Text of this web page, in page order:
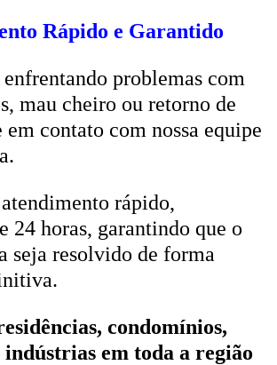
Rápido e Garantido
enfrentando problemas com
mau cheiro ou retorno de
em contato com nossa equipe
rápido,
24 horas, garantindo que o
seja resolvido de forma
condomínios,
indústrias em toda a região